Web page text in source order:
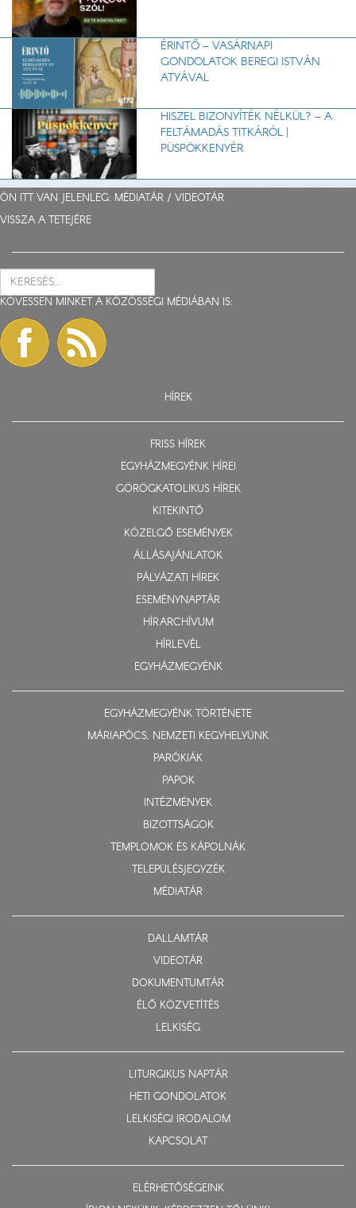
ÉRINTŐ – VASÁRNAPI
GONDOLATOK BEREGI ISTVÁN
ATYÁVAL
HISZEL BIZONYÍTÉK NÉLKÜL? – A
FELTÁMADÁS TITKÁRÓL |
PÜSPÖKKENYÉR
ÖN ITT VAN JELENLEG: MÉDIATÁR / VIDEOTÁR
VISSZA A TETEJÉRE
KÖVESSEN MINKET A KÖZÖSSÉGI MÉDIÁBAN IS:
HÍREK
FRISS HÍREK
EGYHÁZMEGYÉNK HÍREI
GÖRÖGKATOLIKUS HÍREK
KITEKINTŐ
KÖZELGŐ ESEMÉNYEK
ÁLLÁSAJÁNLATOK
PÁLYÁZATI HÍREK
ESEMÉNYNAPTÁR
HÍRARCHÍVUM
HÍRLEVÉL
EGYHÁZMEGYÉNK
EGYHÁZMEGYÉNK TÖRTÉNETE
MÁRIAPÓCS, NEMZETI KEGYHELYÜNK
PARÓKIÁK
PAPOK
INTÉZMÉNYEK
BIZOTTSÁGOK
TEMPLOMOK ÉS KÁPOLNÁK
TELEPÜLÉSJEGYZÉK
MÉDIATÁR
DALLAMTÁR
VIDEOTÁR
DOKUMENTUMTÁR
ÉLŐ KÖZVETÍTÉS
LELKISÉG
LITURGIKUS NAPTÁR
HETI GONDOLATOK
LELKISÉGI IRODALOM
KAPCSOLAT
ELÉRHETŐSÉGEINK